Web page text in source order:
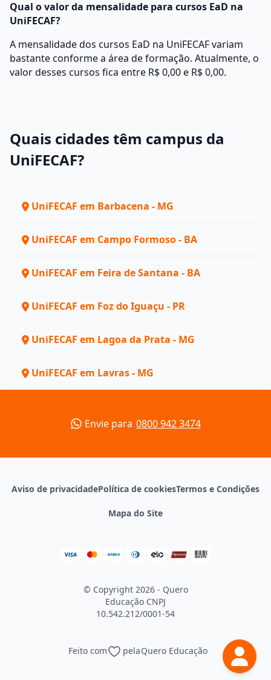
Continuar
Qual o valor da mensalidade para cursos EaD na
UniFECAF?
A mensalidade dos cursos EaD na UniFECAF variam
bastante conforme a área de formação. Atualmente, o
valor desses cursos fica entre R$ 0,00 e R$ 0,00.
Quais cidades têm campus da
UniFECAF?
UniFECAF em Barbacena - MG
UniFECAF em Campo Formoso - BA
UniFECAF em Feira de Santana - BA
UniFECAF em Foz do Iguaçu - PR
UniFECAF em Lagoa da Prata - MG
UniFECAF em Lavras - MG
Envie para 0800 942 3474
Aviso de privacidadePolítica de cookiesTermos e Condições
Mapa do Site
© Copyright 2026 - Quero
Educação CNPJ
10.542.212/0001-54
Feito com pelaQuero Educação